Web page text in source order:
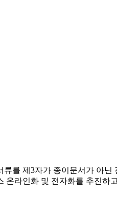
를 제3자가 종이문서가 아
온라인화 및 전자화를 추진하